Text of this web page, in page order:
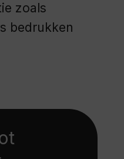
zoals
bedrukken